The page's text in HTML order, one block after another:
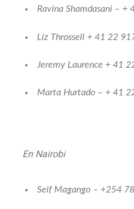
Ravina Shamdasani – +
Liz Throssell + 41 22
Jeremy Laurence + 41
Marta Hurtado – + 41
En Nairobi
Seif Magango – +254